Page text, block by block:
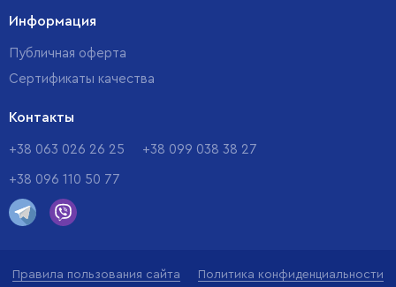
Информация
Публичная оферта
Сертификаты качества
Контакты
+38 063 026 26 25 +38 099 038 38 27
+38 096 110 50 77
Правила пользования сайта Политика конфиденциальности